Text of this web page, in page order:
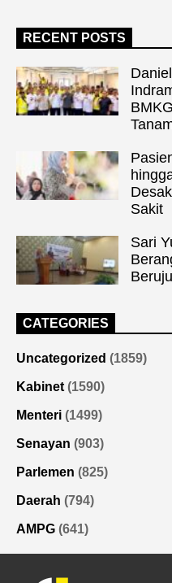
RECENT POSTS
Sakit
Sari
CATEGORIES
Uncategorized (1859)
Kabinet (1590)
Menteri (1499)
Senayan (903)
Parlemen (825)
Daerah (794)
AMPG (641)